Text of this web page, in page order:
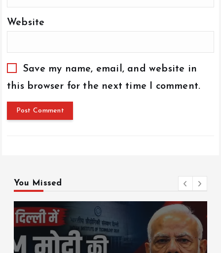
Website
Save my name, email, and website in
this browser for the next time I comment.
You Missed